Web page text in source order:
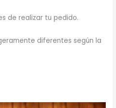
de realizar tu pedido.
diferentes según la